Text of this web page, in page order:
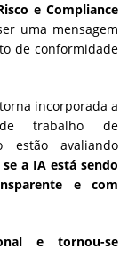
e Compliance
uma mensagem
de conformidade
incorporada a
trabalho de
estão avaliando
se a IA está sendo
e com
e tornou-se